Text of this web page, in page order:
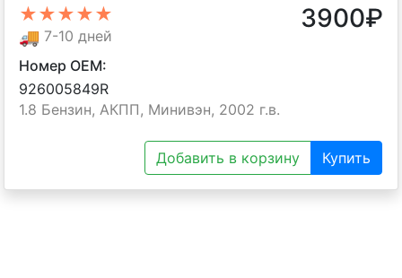
★★★★★
🚚 7-10 дней
3900₽
Номер OEM:
926005849R
1.8 Бензин, АКПП, Минивэн, 2002 г.в.
Добавить в корзину Купить